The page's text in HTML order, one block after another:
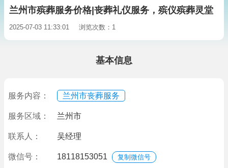
兰州市殡葬服务价格|丧葬礼仪服务，殡仪殡葬灵堂
2025-07-03 11:33:01 浏览次数：1
基本信息
服务内容： 兰州市丧葬服务
服务区域： 兰州市
联系人： 吴经理
微信号： 18118153051 复制微信号